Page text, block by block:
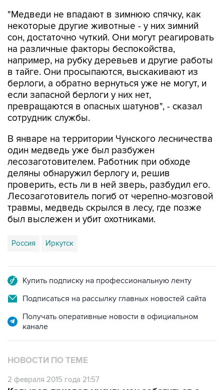
"Медведи не впадают в зимнюю спячку, как
некоторые другие животные - у них зимний
сон, достаточно чуткий. Они могут реагировать
на различные факторы беспокойства,
например, на рубку деревьев и другие работы
в тайге. Они просыпаются, выскакивают из
берлоги, а обратно вернуться уже не могут, и
если запасной берлоги у них нет,
превращаются в опасных шатунов", - сказал
сотрудник службы.
В январе на территории Чунского лесничества
один медведь уже был разбужен
лесозаготовителем. Работник при обходе
деляны обнаружил берлогу и, решив
проверить, есть ли в ней зверь, разбудил его.
Лесозаготовитель погиб от черепно-мозговой
травмы, медведь скрылся в лесу, где позже
был выслежен и убит охотниками.
Россия Иркутск
Купить подписку на профессиональную ленту
Подписаться на рассылку главных новостей сайта
Получать оперативные новости в официальном
канале
НОВОСТИ ПО ТЕМЕ
2 февраля 2015 года 21:57